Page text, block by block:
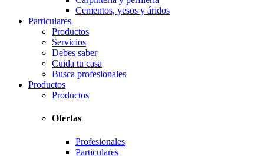
Cementos, yesos y áridos
Particulares
Productos
Servicios
Debes saber
Cuida tu casa
Busca profesionales
Productos
Productos
Ofertas
Profesionales
Particulares